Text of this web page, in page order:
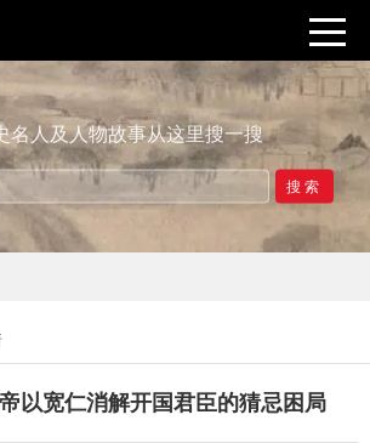
名人及人物故事从这里搜一搜
搜索
以宽仁消解开国君臣的猜忌困局